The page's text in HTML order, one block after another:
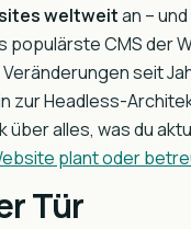
weltweitan –
populärste CMS der
seit
Headless-
alles, was du
plant oder
Tür